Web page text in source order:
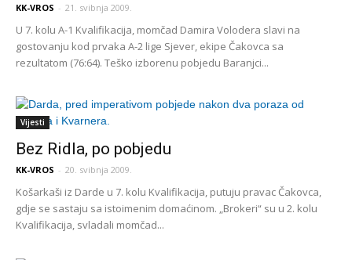
KK-VROS - 21. svibnja 2009.
U 7. kolu A-1 Kvalifikacija, momčad Damira Volodera slavi na
gostovanju kod prvaka A-2 lige Sjever, ekipe Čakovca sa
rezultatom (76:64). Teško izborenu pobjedu Baranjci...
Vijesti
Bez Ridla, po pobjedu
KK-VROS - 20. svibnja 2009.
Košarkaši iz Darde u 7. kolu Kvalifikacija, putuju pravac Čakovca,
gdje se sastaju sa istoimenim domaćinom. „Brokeri“ su u 2. kolu
Kvalifikacija, svladali momčad...